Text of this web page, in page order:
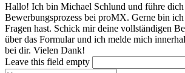
Hallo! Ich bin Michael Schlund und führe dich
Bewerbungsprozess bei proMX. Gerne bin
Fragen hast. Schick mir deine vollständigen
über das Formular und ich melde mich
bei dir. Vielen Dank!
Leave this field empty